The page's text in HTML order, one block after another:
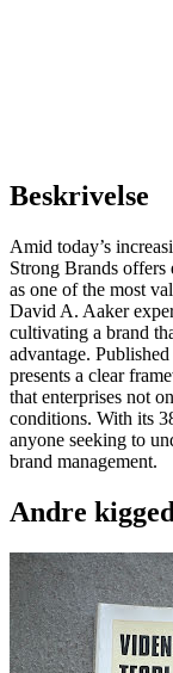
Beskrivelse
Amid today’s
Strong Brands offers
as one of the most
David A. Aaker
cultivating a brand
advantage.
presents a clear
that enterprises not
conditions. With its
anyone seeking to
brand management.
Andre